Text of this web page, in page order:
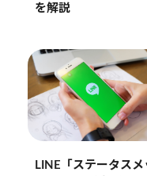
を解説
LINE「ステータスメ